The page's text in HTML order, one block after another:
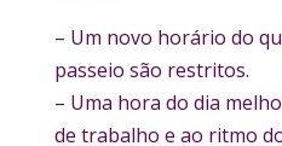
– Um novo horário do
passeio são restritos.
– Uma hora do dia
de trabalho e ao ritmo